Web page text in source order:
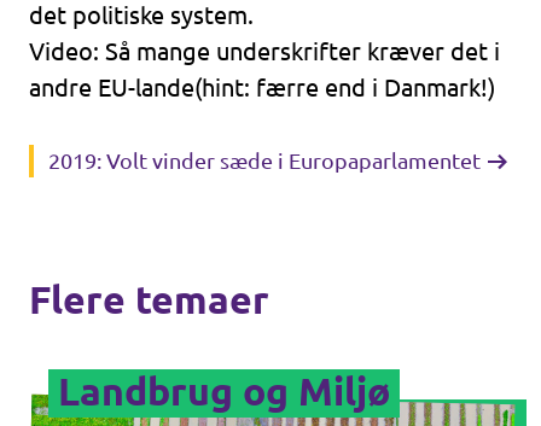
det politiske system.
Video: Så mange underskrifter kræver det i
andre EU-lande(hint: færre end i Danmark!)
2019: Volt vinder sæde i Europaparlamentet
Flere temaer
Landbrug og Miljø